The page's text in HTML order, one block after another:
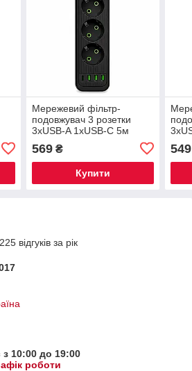
Мережевий фільтр-
подовжувач 3 розетки
3хUSB-A 1xUSB-C 5м
569₴
Купити
549
відгуків за рік
10:00 до 19:00
роботи